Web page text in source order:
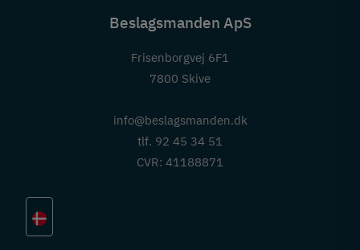
Beslagsmanden ApS
Frisenborgvej 6F1
7800 Skive
info@beslagsmanden.dk
tlf. 92 45 34 51
CVR: 41188871